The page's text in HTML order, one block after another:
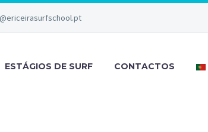
ESTÁGIOS DE SURF CONTACTOS